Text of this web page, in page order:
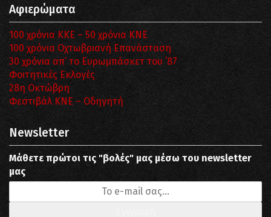
Αφιερώματα
100 χρόνια ΚΚΕ – 50 χρόνια ΚΝΕ
100 χρόνια Οχτωβριανή Επανάσταση
30 χρόνια απ’ το Ευρωμπάσκετ του ΄87
Φοιτητικές Εκλογές
28η Οκτώβρη
Φεστιβάλ ΚΝΕ – Οδηγητή
Newsletter
Μάθετε πρώτοι τις "βολές" μας μέσω του newsletter
μας